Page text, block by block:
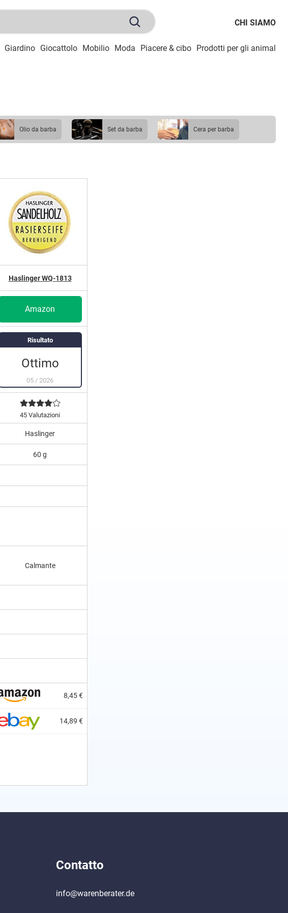
CHI SIAMO
Giardino Giocattolo Mobilio Moda Piacere & cibo Prodotti per gli animali
olio da barba set da barba cera per barba
Risultato
Ottimo
05 / 2026
Haslinger WQ-1813
45 Valutazioni
Amazon
8,45 €
14,89 €
Haslinger
60 g
Calmante
Contatto
info@warenberater.de